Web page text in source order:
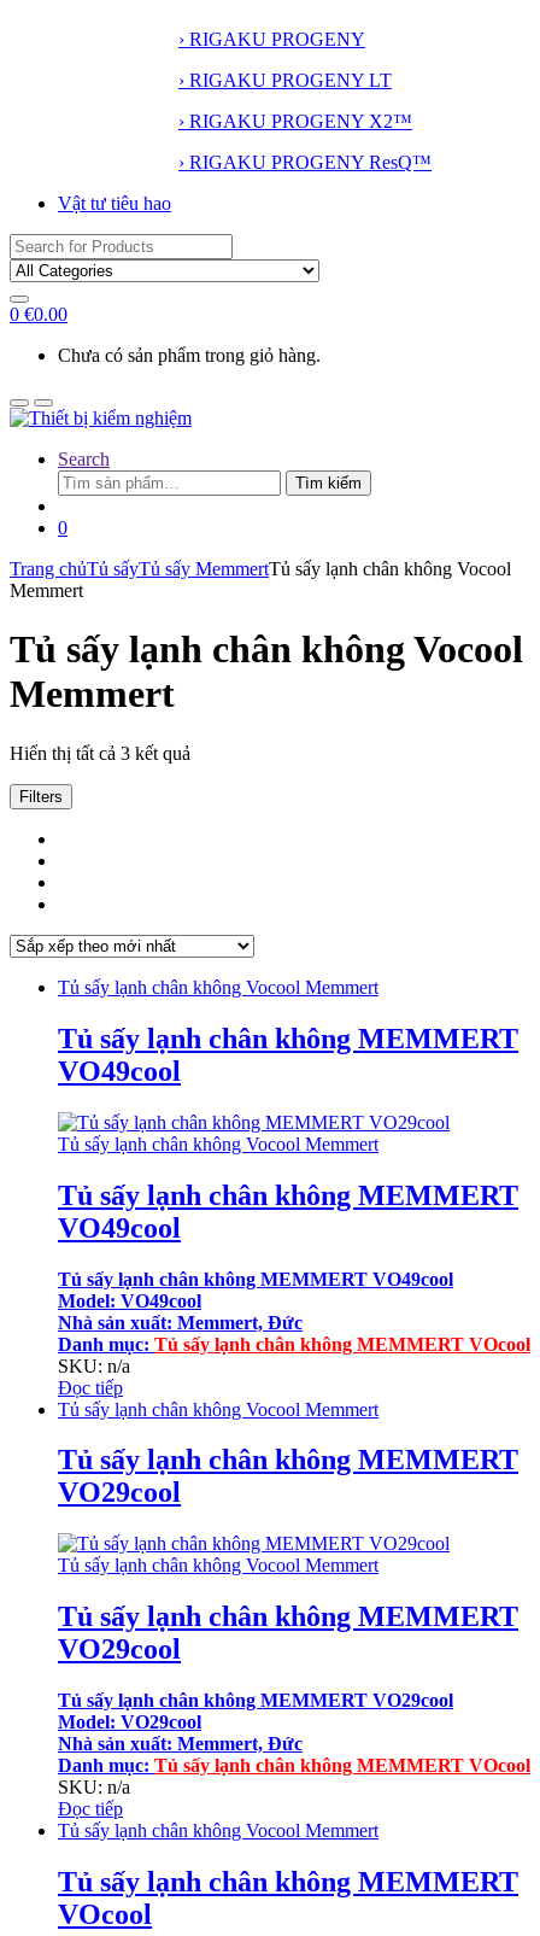
› RIGAKU PROGENY
› RIGAKU PROGENY LT
› RIGAKU PROGENY X2™
› RIGAKU PROGENY ResQ™
Vật tư tiêu hao
Search
for:
0 €0.00
Chưa có sản phẩm trong giỏ hàng.
Search
Tìm
kiếm:
Tìm kiếm
0
Trang chủTủ sấyTủ sấy MemmertTủ sấy lạnh chân không Vocool
Memmert
Tủ sấy lạnh chân không Vocool
Memmert
Hiển thị tất cả 3 kết quả
Filters
Tủ sấy lạnh chân không Vocool Memmert
Tủ sấy lạnh chân không MEMMERT
VO49cool
Tủ sấy lạnh chân không Vocool Memmert
Tủ sấy lạnh chân không MEMMERT
VO49cool
Tủ sấy lạnh chân không MEMMERT VO49cool
Model: VO49cool
Nhà sản xuất: Memmert, Đức
Danh mục: Tủ sấy lạnh chân không MEMMERT VOcool
SKU: n/a
Đọc tiếp
Tủ sấy lạnh chân không Vocool Memmert
Tủ sấy lạnh chân không MEMMERT
VO29cool
Tủ sấy lạnh chân không Vocool Memmert
Tủ sấy lạnh chân không MEMMERT
VO29cool
Tủ sấy lạnh chân không MEMMERT VO29cool
Model: VO29cool
Nhà sản xuất: Memmert, Đức
Danh mục: Tủ sấy lạnh chân không MEMMERT VOcool
SKU: n/a
Đọc tiếp
Tủ sấy lạnh chân không Vocool Memmert
Tủ sấy lạnh chân không MEMMERT
VOcool